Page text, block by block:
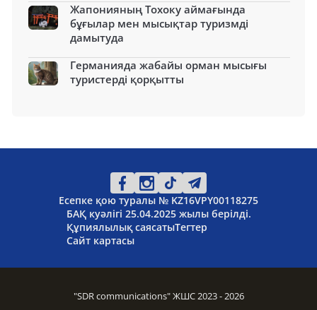
Жапонияның Тохоку аймағында
бұғылар мен мысықтар туризмді
дамытуда
Германияда жабайы орман мысығы
туристерді қорқытты
Есепке қою туралы № KZ16VPY00118275
БАҚ куәлігі 25.04.2025 жылы берілді.
Құпиялылық саясатыТегтер
Сайт картасы
"SDR communications" ЖШС 2023 - 2026